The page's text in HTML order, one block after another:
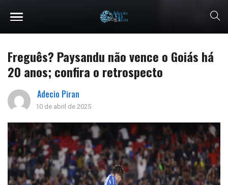
Freguês? Paysandu não vence o Goiás há
20 anos; confira o retrospecto
Adecio Piran
10 de abril de 2025